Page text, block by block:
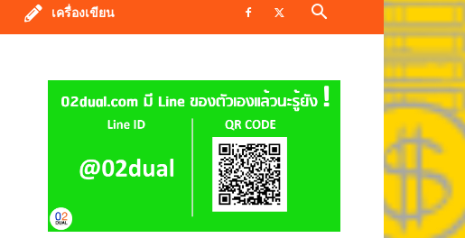
เครื่องเขียน